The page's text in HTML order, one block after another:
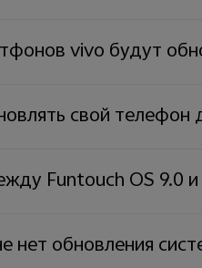
vivo будут
свой телефон
Funtouch OS 9.0
нет обновления